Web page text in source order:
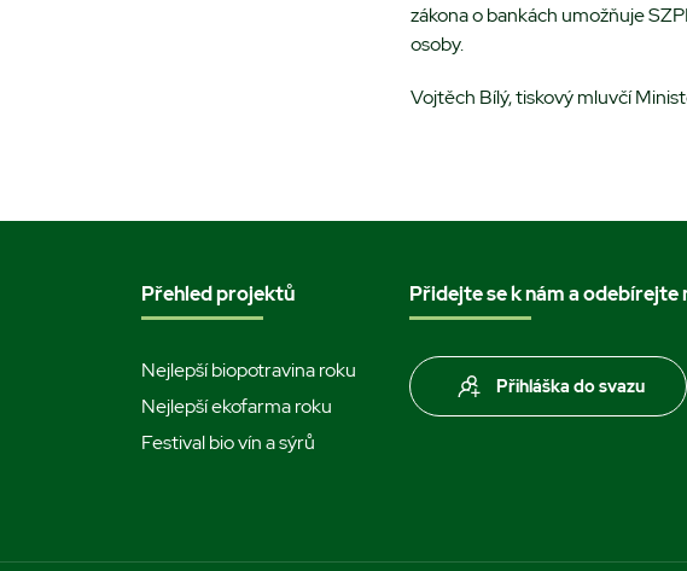
zákona o bankách umožňuje
osoby.
Vojtěch Bílý, tiskový mluvčí
Přehled projektů
Nejlepší biopotravina roku
Nejlepší ekofarma roku
Festival bio vín a sýrů
Přidejte se k nám a odebírejte
Přihláška do svazu